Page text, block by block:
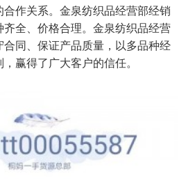
作关系。金泉纺织品经营部经销
全、价格合理。金泉纺织品经营
同、保证产品质量，以多品种经
赢得了广大客户的信任。